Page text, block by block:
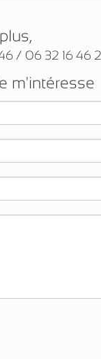
/ 06 32 16 46
m'intéresse